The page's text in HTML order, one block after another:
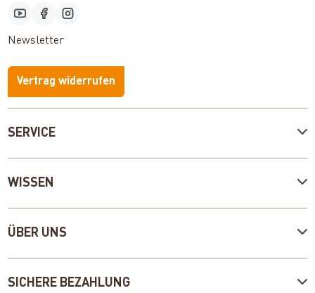
SERVICE
WISSEN
ÜBER UNS
Newsletter
Vertrag widerrufen
SICHERE BEZAHLUNG